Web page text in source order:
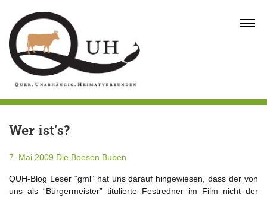
content
Wer ist’s?
7. Mai 2009 Die Boesen Buben
QUH-Blog Leser “gml” hat uns darauf hingewiesen, dass der von
uns als “Bürgermeister” titulierte Festredner im Film nicht der